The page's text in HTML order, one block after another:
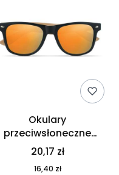
Okulary
przeciwsłoneczne
CALIFORNIA TOUCH
MO9617-10
20,17 zł
16,40 zł